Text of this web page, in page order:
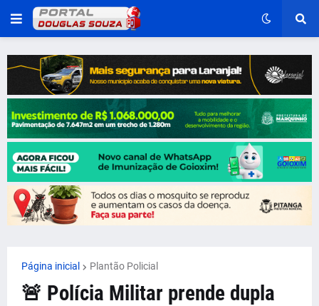
Página inicial Plantão Policial
🚨 Polícia Militar prende dupla